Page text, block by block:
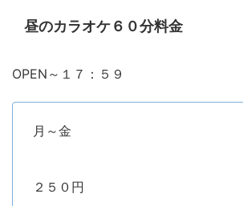
昼のカラオケ６０分料金
OPEN～１７：５９
月～金
２５０円